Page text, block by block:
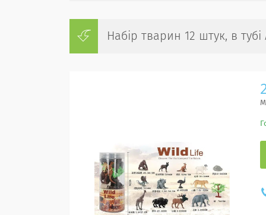
Набір тварин 12 штук, в тубі